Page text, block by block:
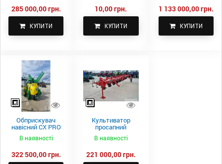
285 000,00 грн.
КУПИТИ
10,00 грн.
КУПИТИ
1 133 000,00 грн.
КУПИТИ
Обприскувач
навісний CX PRO
В наявності
322 500,00 грн.
Культиватор
просапний
КПН-5,6-05
В наявності
221 000,00 грн.